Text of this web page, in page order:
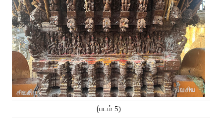
(படம் 5)